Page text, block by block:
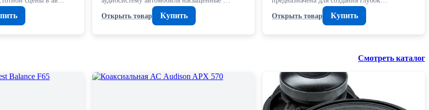
Открыть товар
Купить
Открыть товар
Купить
Смотреть каталог